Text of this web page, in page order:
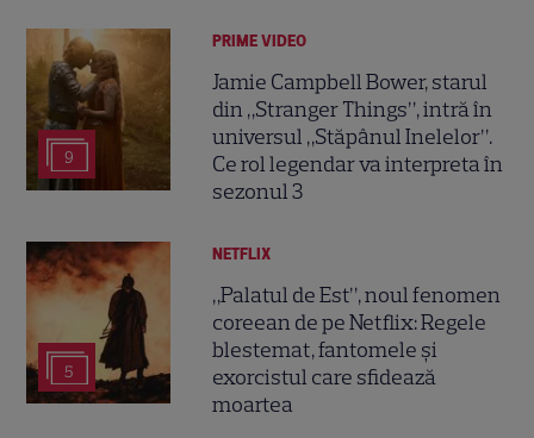
9
PRIME VIDEO
Jamie Campbell Bower, starul
din „Stranger Things”, intră în
universul „Stăpânul Inelelor”.
Ce rol legendar va interpreta în
sezonul 3
5
NETFLIX
„Palatul de Est”, noul fenomen
coreean de pe Netflix: Regele
blestemat, fantomele și
exorcistul care sfidează
moartea